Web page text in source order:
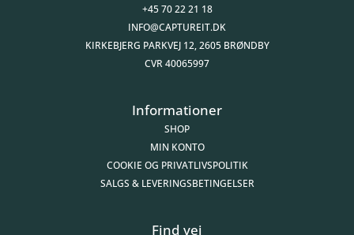
+45 70 22 21 18
INFO@CAPTUREIT.DK
KIRKEBJERG PARKVEJ 12, 2605 BRØNDBY
CVR 40065997
Informationer
SHOP
MIN KONTO
COOKIE OG PRIVATLIVSPOLITIK
SALGS & LEVERINGSBETINGELSER
Find vej